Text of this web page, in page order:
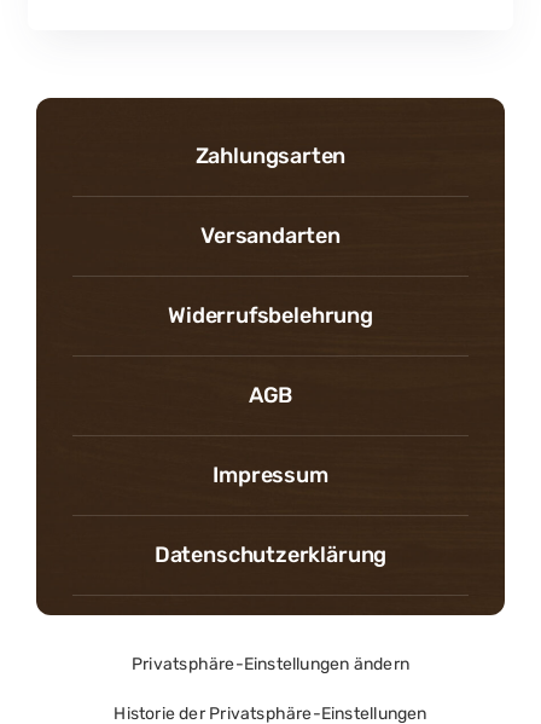
Zahlungsarten
Versandarten
Widerrufsbelehrung
AGB
Impressum
Datenschutzerklärung
Privatsphäre-Einstellungen ändern
Historie der Privatsphäre-Einstellungen